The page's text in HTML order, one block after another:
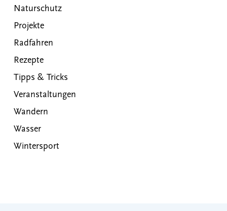
Naturschutz
Projekte
Radfahren
Rezepte
Tipps & Tricks
Veranstaltungen
Wandern
Wasser
Wintersport